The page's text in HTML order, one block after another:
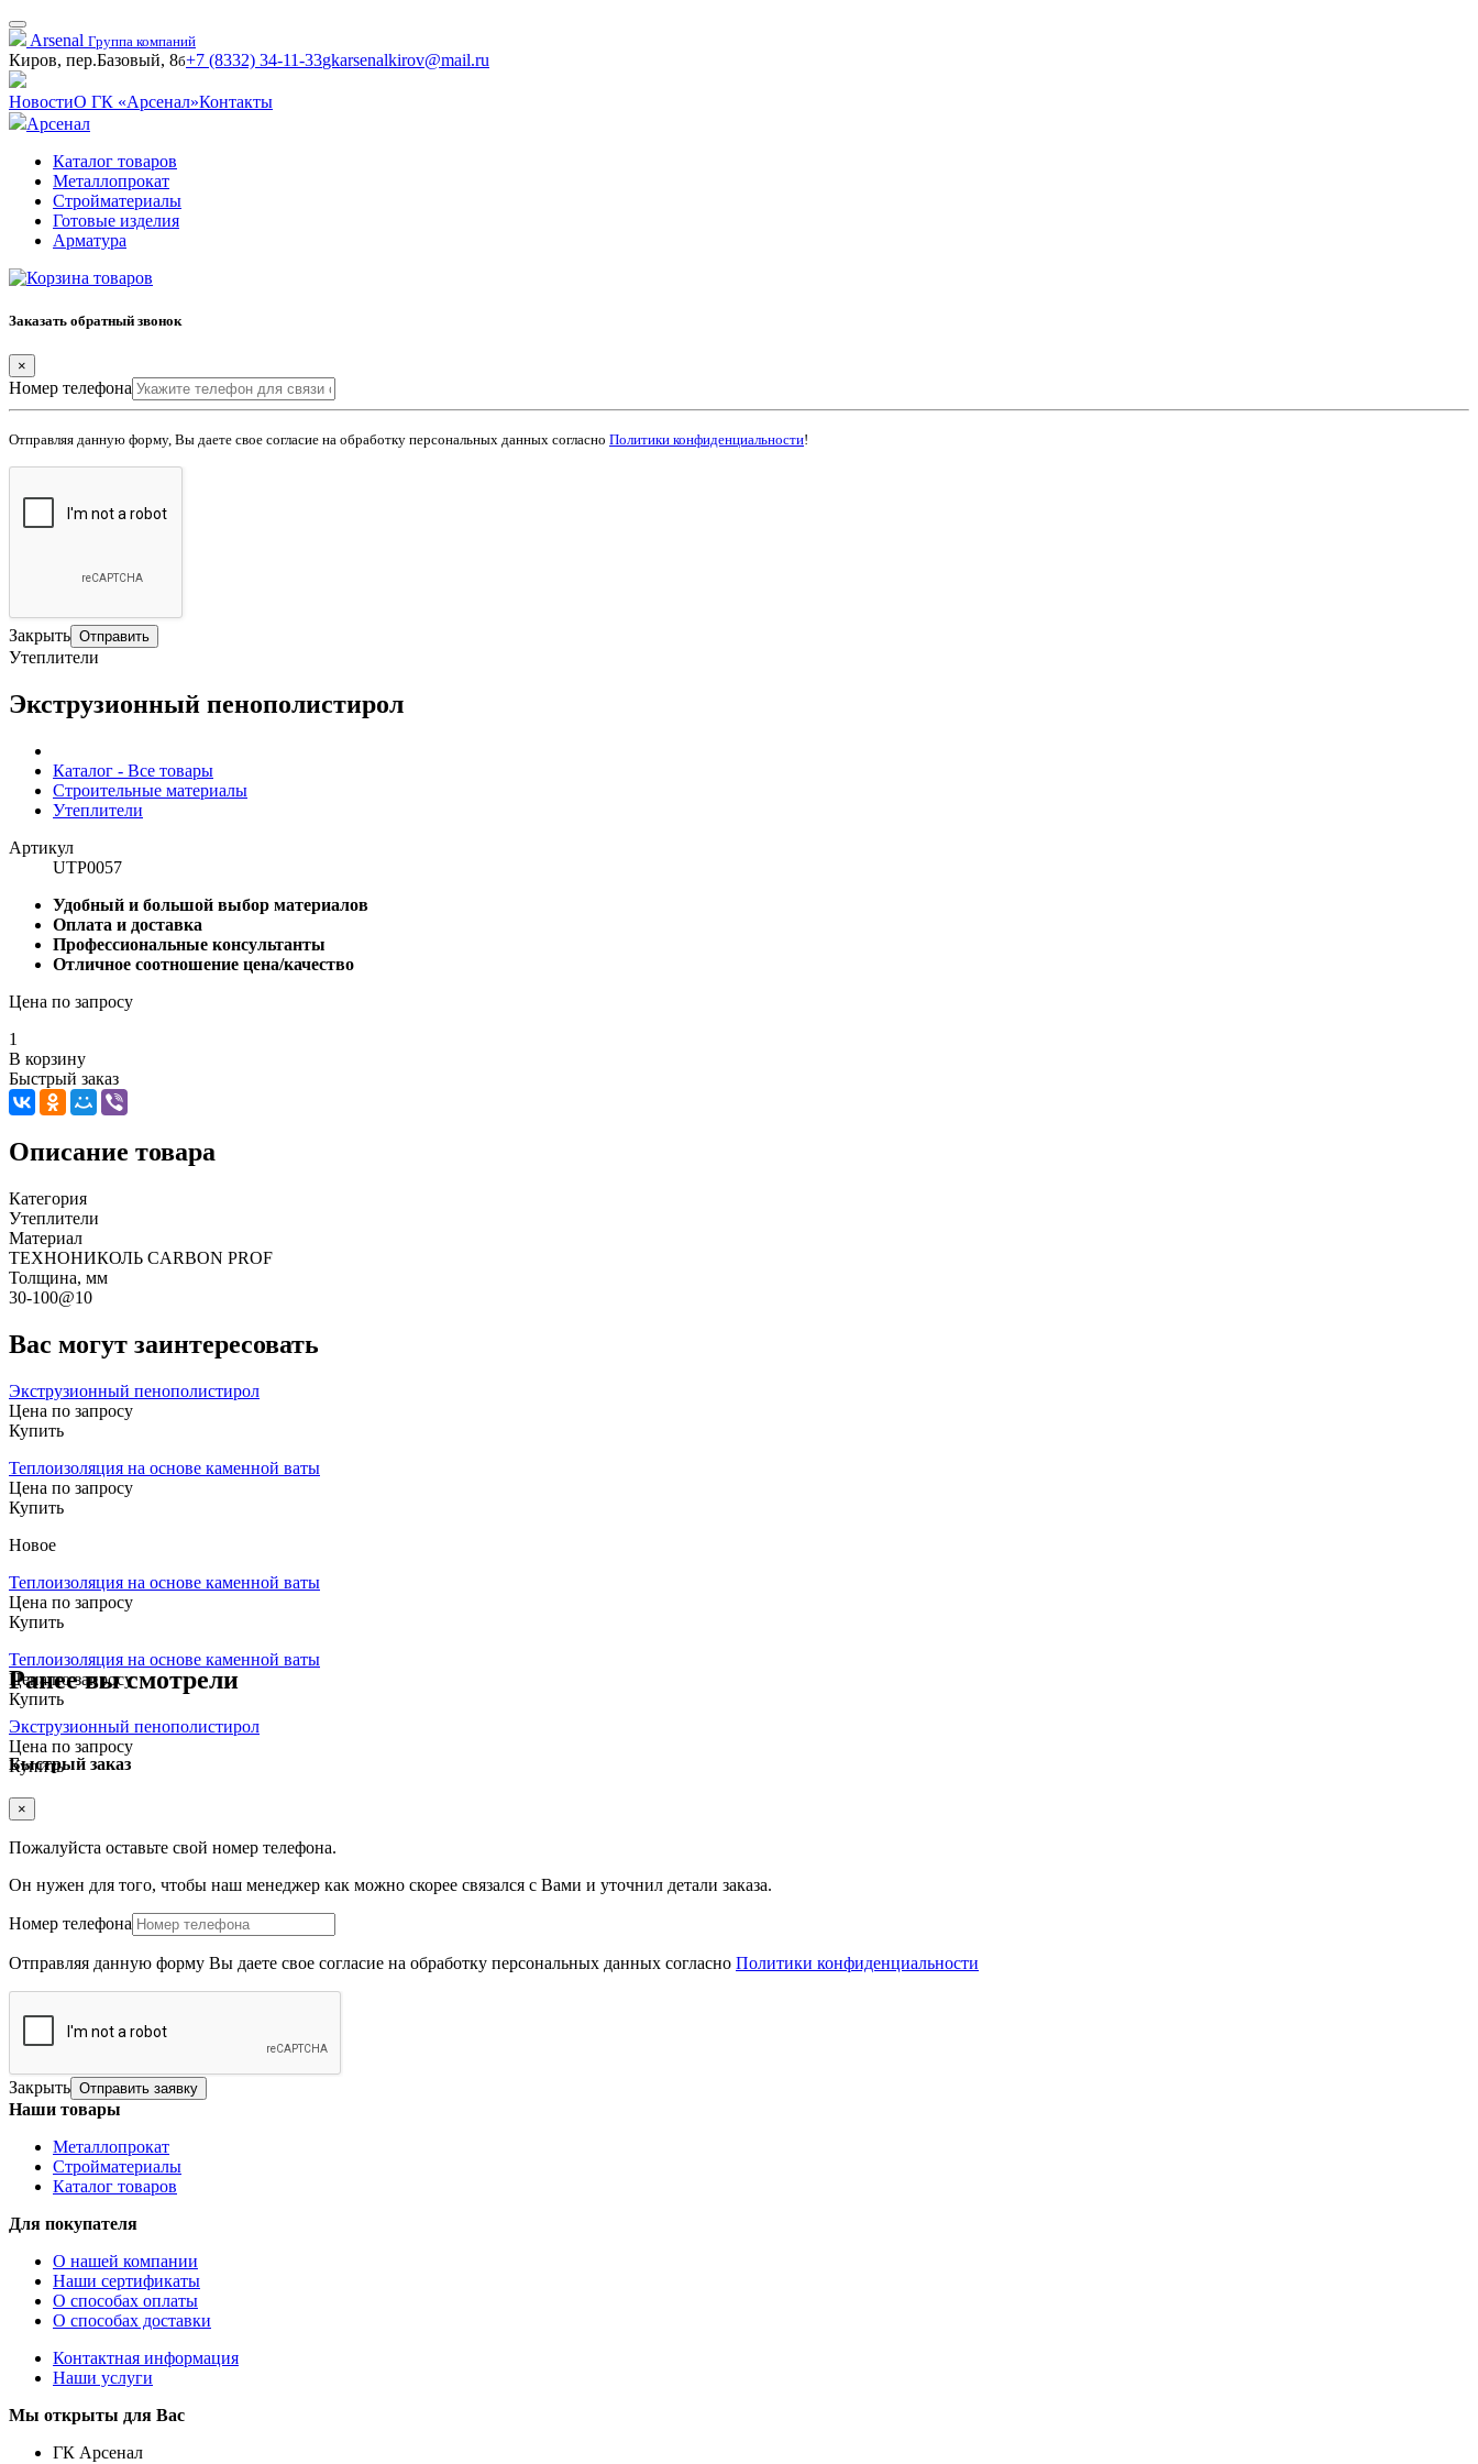
Arsenal Группа компаний
Киров, пер.Базовый, 8б+7 (8332) 34-11-33gkarsenalkirov@mail.ru
НовостиО ГК «Арсенал»Контакты
Арсенал
Каталог товаров
Металлопрокат
Стройматериалы
Готовые изделия
Арматура
Заказать обратный звонок
×
Номер телефона
Отправляя данную форму, Вы даете свое согласие на обработку персональных данных согласно Политики конфиденциальности!
Закрыть Отправить
Утеплители
Экструзионный пенополистирол
Каталог - Все товары
Строительные материалы
Утеплители
Артикул
UTP0057
Удобный и большой выбор материалов
Оплата и доставка
Профессиональные консультанты
Отличное соотношение цена/качество
Цена по запросу
1
В корзину
Быстрый заказ
Описание товара
Категория
Утеплители
Материал
ТЕХНОНИКОЛЬ CARBON PROF
Толщина, мм
30-100@10
Вас могут заинтересовать
Экструзионный пенополистирол
Цена по запросу
Купить
Теплоизоляция на основе каменной ваты
Цена по запросу
Купить
Новое
Теплоизоляция на основе каменной ваты
Цена по запросу
Купить
Теплоизоляция на основе каменной ваты
Цена по запросу
Купить
Ранее вы смотрели
Экструзионный пенополистирол
Цена по запросу
Купить
Быстрый заказ
×
Пожалуйста оставьте свой номер телефона.
Он нужен для того, чтобы наш менеджер как можно скорее связался с Вами и уточнил детали заказа.
Номер телефона
Отправляя данную форму Вы даете свое согласие на обработку персональных данных согласно Политики конфиденциальности
Закрыть Отправить заявку
Наши товары
Металлопрокат
Стройматериалы
Каталог товаров
Для покупателя
О нашей компании
Наши сертификаты
О способах оплаты
О способах доставки
Контактная информация
Наши услуги
Мы открыты для Вас
ГК Арсенал